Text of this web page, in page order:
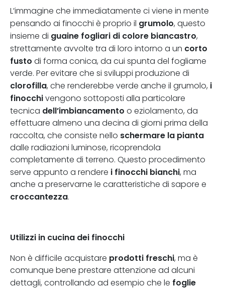
L’immagine che immediatamente ci viene in mente
pensando ai finocchi è proprio il grumolo, questo
insieme di guaine fogliari di colore biancastro,
strettamente avvolte tra di loro intorno a un corto
fusto di forma conica, da cui spunta del fogliame
verde. Per evitare che si sviluppi produzione di
clorofilla, che renderebbe verde anche il grumolo, i
finocchi vengono sottoposti alla particolare
tecnica dell’imbiancamento o eziolamento, da
effettuare almeno una decina di giorni prima della
raccolta, che consiste nello schermare la pianta
dalle radiazioni luminose, ricoprendola
completamente di terreno. Questo procedimento
serve appunto a rendere i finocchi bianchi, ma
anche a preservarne le caratteristiche di sapore e
croccantezza.
Utilizzi in cucina dei finocchi
Non è difficile acquistare prodotti freschi, ma è
comunque bene prestare attenzione ad alcuni
dettagli, controllando ad esempio che le foglie